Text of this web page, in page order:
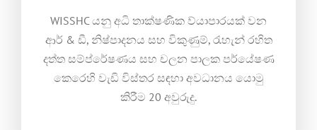
WISSHC යනු අධි තාක්ෂණික ව්යාපාරයක් වන
ආර් & ඩී, නිෂ්පාදනය සහ විකුණුම්, රැහැන් රහිත
දත්ත සම්ප්රේෂණය සහ චලන පාලක පර්යේෂණ
කෙරෙහි වැඩි විස්තර සඳහා අවධානය යොමු
කිරීම 20 අවුරුදු.